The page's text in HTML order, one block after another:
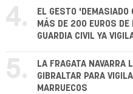
4.
EL GESTO 'DEMASIADO
MÁS DE 200 EUROS DE
GUARDIA CIVIL YA
5.
LA FRAGATA NAVARRA
GIBRALTAR PARA
MARRUECOS